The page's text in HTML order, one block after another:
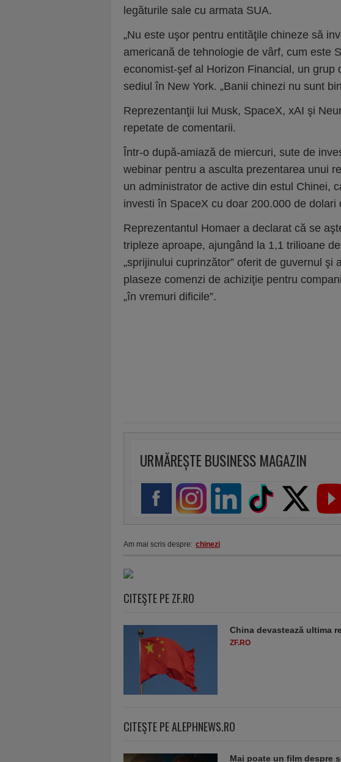
legăturile sale cu armata SUA.
„Nu este uşor pentru entităţile chineze să
americană de tehnologie de vârf, cum este
economist-şef al Horizon Financial, un grup
sediul în New York. „Banii chinezi nu sunt
Reprezentanţii lui Musk, SpaceX, xAI şi
repetate de comentarii.
Într-o după-amiază de miercuri, sute de
webinar pentru a asculta prezentarea unui
un administrator de active din estul Chinei,
investi în SpaceX cu doar 200.000 de dolari
Reprezentantul Homaer a declarat că se
tripleze aproape, ajungând la 1,1 trilioane
„sprijinului cuprinzător” oferit de guvernul şi
plaseze comenzi de achiziţie pentru
„în vremuri dificile”.
URMĂREȘTE BUSINESS MAGAZIN
Am mai scris despre: chinezi
CITEŞTE PE ZF.RO
China devastează ultima
ZF.RO
CITEŞTE PE ALEPHNEWS.RO
Mai poate un film despre